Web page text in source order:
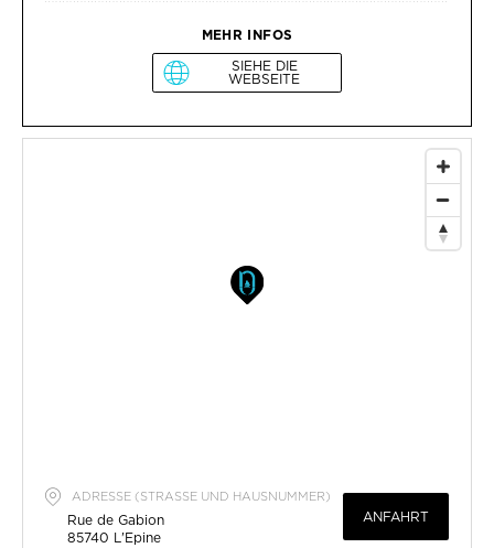
MEHR INFOS
SIEHE DIE
WEBSEITE
ADRESSE (STRASSE UND HAUSNUMMER)
Rue de Gabion
85740 L'Epine
ANFAHRT